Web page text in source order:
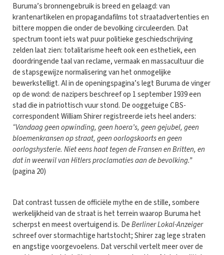
Buruma’s bronnengebruik is breed en gelaagd: van
krantenartikelen en propagandafilms tot straatadvertenties en
bittere moppen die onder de bevolking circuleerden. Dat
spectrum toont iets wat puur politieke geschiedschrijving
zelden laat zien: totalitarisme heeft ook een esthetiek, een
doordringende taal van reclame, vermaak en massacultuur die
de stapsgewijze normalisering van het onmogelijke
bewerkstelligt. Al in de openingspagina’s legt Buruma de vinger
op de wond: de nazipers beschreef op 1 september 1939 een
stad die in patriottisch vuur stond. De ooggetuige CBS-
correspondent William Shirer registreerde iets heel anders:
“Vandaag geen opwinding, geen hoera’s, geen gejubel, geen
bloemenkransen op straat, geen oorlogskoorts en geen
oorlogshysterie. Niet eens haat tegen de Fransen en Britten, en
dat in weerwil van Hitlers proclamaties aan de bevolking.”
(pagina 20)
Dat contrast tussen de officiële mythe en de stille, sombere
werkelijkheid van de straat is het terrein waarop Buruma het
scherpst en meest overtuigend is. DeBerliner Lokal-Anzeiger
schreef over stormachtige hartstocht; Shirer zag lege straten
en angstige voorgevoelens. Dat verschil vertelt meer over de